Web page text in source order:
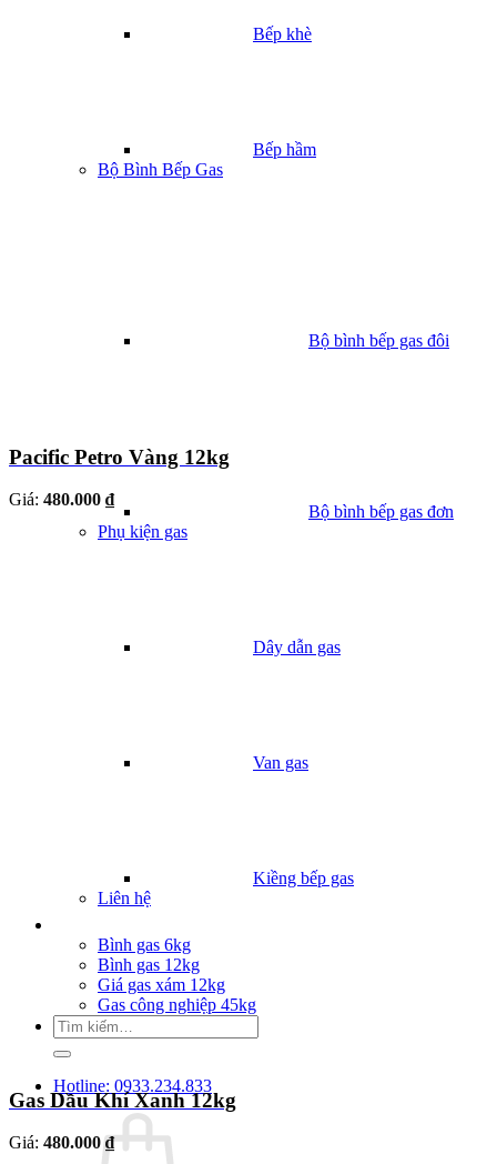
Bếp khè
Bếp hầm
Bộ Bình Bếp Gas
Bộ bình bếp gas đôi
Bộ bình bếp gas đơn
Phụ kiện gas
Dây dẫn gas
Van gas
Kiềng bếp gas
Liên hệ
Bình gas 6kg
Bình gas 12kg
Giá gas xám 12kg
Gas công nghiệp 45kg
Tìm
kiếm:
Hotline: 0933.234.833
Pacific Petro Vàng 12kg
Giá: 480.000 ₫
Gas Dầu Khí Xanh 12kg
Giá: 480.000 ₫